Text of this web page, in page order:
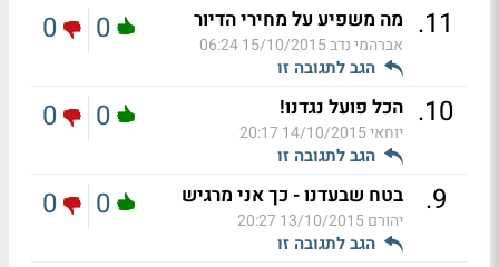
11
. מה משפיע על מחירי הדיור
אברהמי נדב15/10/2015 06:24
הגב לתגובה זו
0
0
10
. הכל פועל נגדנו!
יוחאי14/10/2015 20:17
הגב לתגובה זו
0
0
9
. בטח שבעדנו - כך אני מרגיש
יהורם13/10/2015 20:27
הגב לתגובה זו
0
0